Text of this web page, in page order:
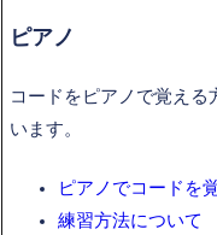
ピアノ
コードをピアノで覚える
います。
ピアノでコードを
練習方法について